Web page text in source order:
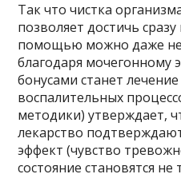
Так что чистка
позволяет достичь
помощью можно даже
благодаря мочегонному
бонусами станет
воспалительных
методики) утверждает,
лекарство
эффект (чувство
состояние становятся